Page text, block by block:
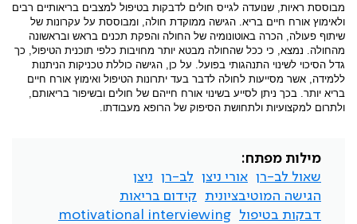
מבוססת ראיות, שנועדה לגייס חולים לדבקות בטיפול למצבים בריאותיים רבים
ולאימוץ אורח חיים בריא. הגישה ממוקדת חולה, ומבוססת על עקרונות של
שיתוף פעולה, הכרה באוטונומיה של החולה והפקת תכנים בראש ובראשונה
מהחולה. נמצא, כי ככל שהחולה מבטא יותר מחויבות כלפי תוכנית הטיפול, כך
גדל הסיכוי לשינוי התנהגותי בפועל. על כן, הגישה כוללת טכניקות הניתנות
ללמידה, אשר מסייעות לחולה לדבר בעד יתרונות הטיפול ואימוץ אורח חיים
בריא יותר. בכך ניתן לסייע בשינוי אורח חייהם של חולים ובשיפור בריאותם,
ולתרום למקצועיות ולתחושת הסיפוק של הרופא מעבודתו.
מילות מפתח:
שאול לב-רן אורי ניצן לב-רן
ניצן
הגישה המוטיבציונית
קידום בריאות
דבקות בטיפול
motivational interviewing